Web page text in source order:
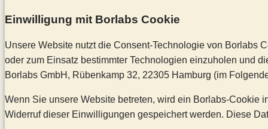
Einwilligung mit Borlabs Cookie
Unsere Website nutzt die Consent-Technologie von Borlabs
oder zum Einsatz bestimmter Technologien einzuholen und
Borlabs GmbH, Rübenkamp 32, 22305 Hamburg (im
Wenn Sie unsere Website betreten, wird ein Borlabs-Cookie
Widerruf dieser Einwilligungen gespeichert werden. Diese